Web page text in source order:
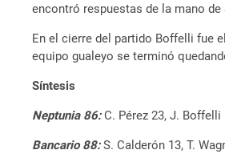
encontró respuestas de la mano
En el cierre del partido Boffelli fue
equipo gualeyo se terminó
Síntesis
Neptunia 86:C. Pérez 23, J. Boffelli
Bancario 88:S. Calderón 13, T.